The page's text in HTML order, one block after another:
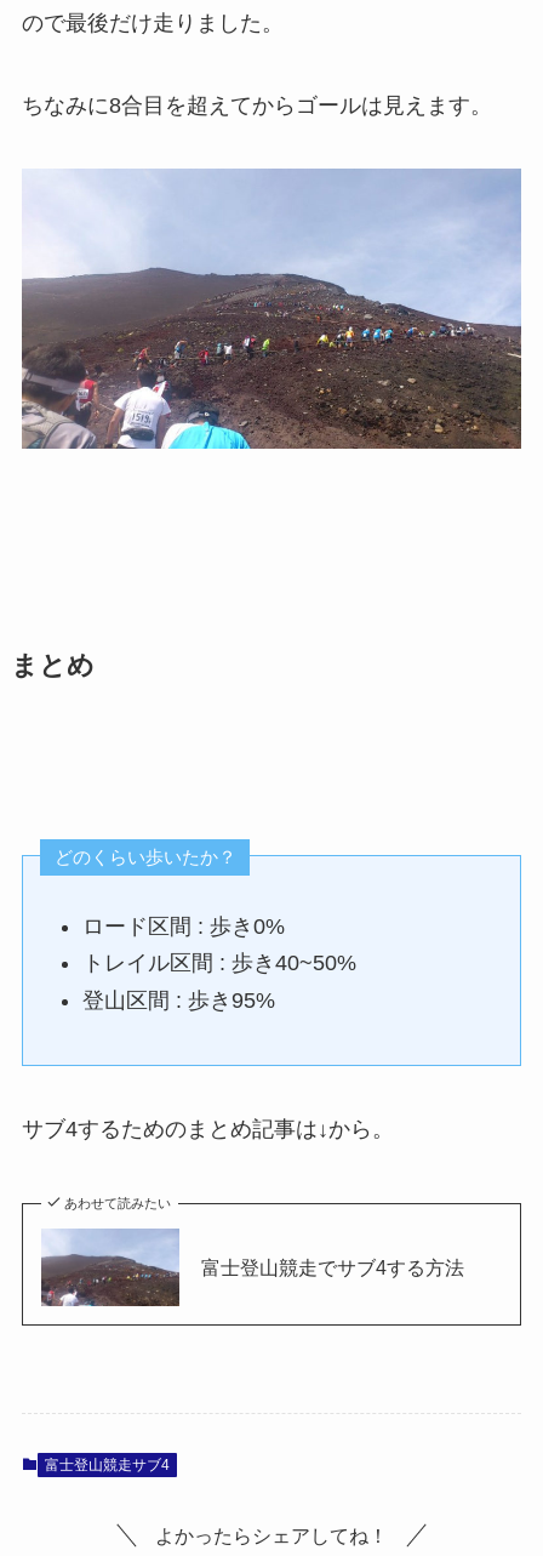
ので最後だけ走りました。
ちなみに8合目を超えてからゴールは見えます。
まとめ
どのくらい歩いたか？
ロード区間 : 歩き0%
トレイル区間 : 歩き40~50%
登山区間 : 歩き95%
サブ4するためのまとめ記事は↓から。
あわせて読みたい
富士登山競走でサブ4する方法
富士登山競走サブ4
よかったらシェアしてね！